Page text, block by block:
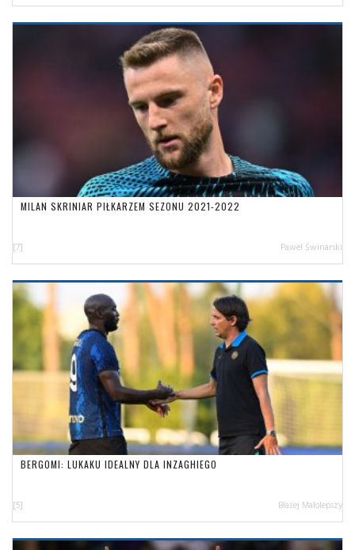
MILAN SKRINIAR PIŁKARZEM SEZONU 2021-2022
[7] Paweł Świnarski
BERGOMI: LUKAKU IDEALNY DLA INZAGHIEGO
[5] Błażej Małolepszy